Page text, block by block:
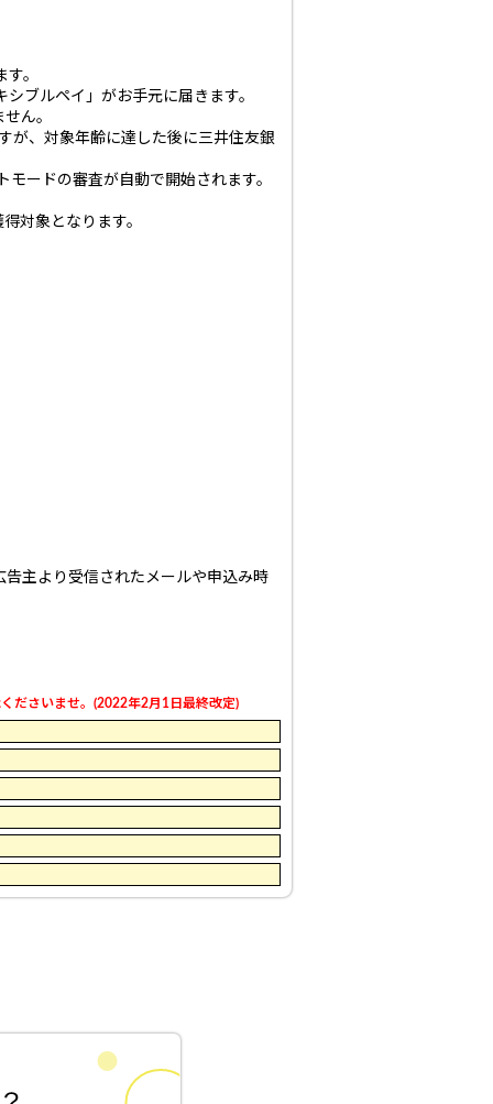
。
ブルペイ」がお手元に届きます。
ん。
が、対象年齢に達した後に三井住友銀
ードの審査が自動で開始されます。
対象となります。
告主より受信されたメールや申込み時
ださいませ。(2022年2月1日最終改定)